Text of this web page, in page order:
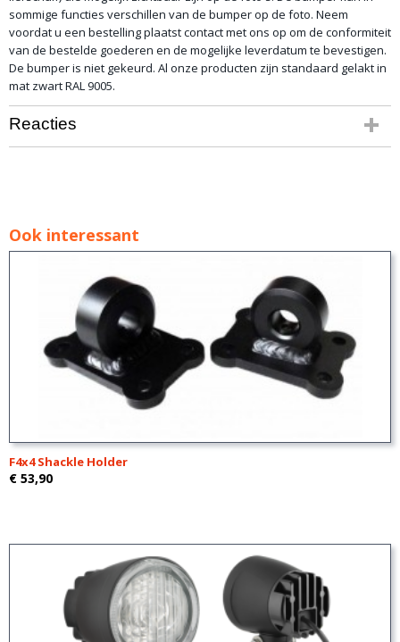
sommige functies verschillen van de bumper op de foto. Neem
voordat u een bestelling plaatst contact met ons op om de conformiteit
van de bestelde goederen en de mogelijke leverdatum te bevestigen.
De bumper is niet gekeurd. Al onze producten zijn standaard gelakt in
mat zwart RAL 9005.
Reacties
Ook interessant
F4x4 Shackle Holder
€ 53,90